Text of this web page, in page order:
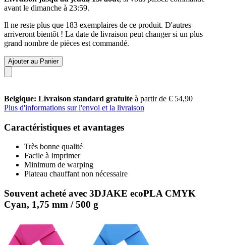
avant le dimanche à 23:59.
Il ne reste plus que 183 exemplaires de ce produit. D'autres
arriveront bientôt ! La date de livraison peut changer si un plus
grand nombre de pièces est commandé.
Ajouter au Panier
Belgique: Livraison standard gratuite à partir de € 54,90
Plus d'informations sur l'envoi et la livraison
Caractéristiques et avantages
Très bonne qualité
Facile à Imprimer
Minimum de warping
Plateau chauffant non nécessaire
Souvent acheté avec 3DJAKE ecoPLA CMYK
Cyan, 1,75 mm / 500 g